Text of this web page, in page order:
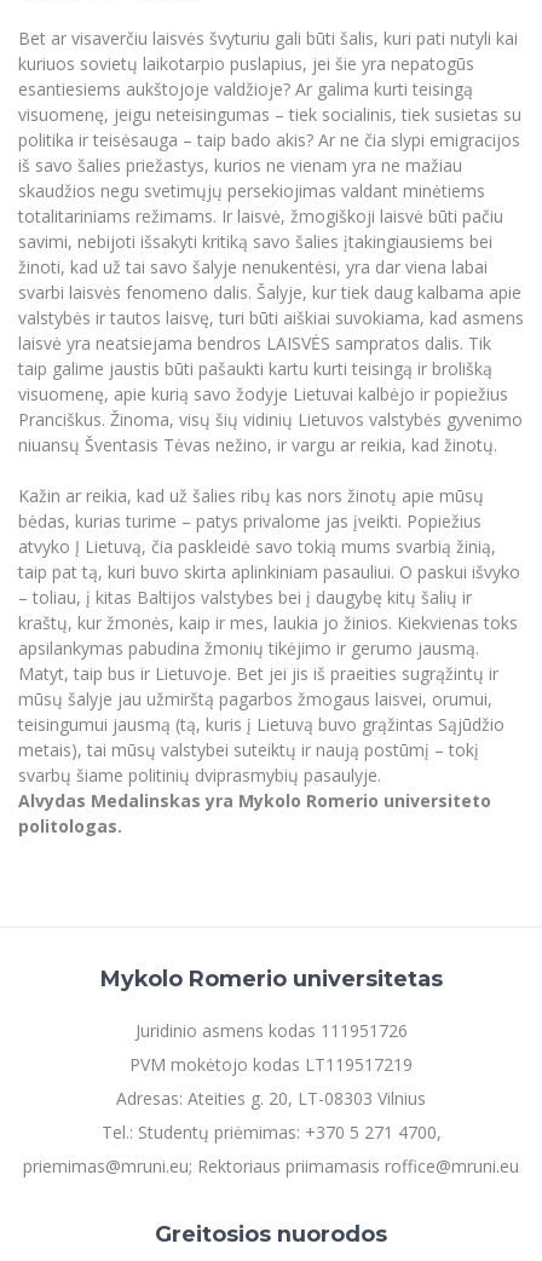
Bet ar visaverčiu laisvės švyturiu gali būti šalis, kuri pati nutyli kai
kuriuos sovietų laikotarpio puslapius, jei šie yra nepatogūs
esantiesiems aukštojoje valdžioje? Ar galima kurti teisingą
visuomenę, jeigu neteisingumas – tiek socialinis, tiek susietas su
politika ir teisėsauga – taip bado akis? Ar ne čia slypi emigracijos
iš savo šalies priežastys, kurios ne vienam yra ne mažiau
skaudžios negu svetimųjų persekiojimas valdant minėtiems
totalitariniams režimams. Ir laisvė, žmogiškoji laisvė būti pačiu
savimi, nebijoti išsakyti kritiką savo šalies įtakingiausiems bei
žinoti, kad už tai savo šalyje nenukentėsi, yra dar viena labai
svarbi laisvės fenomeno dalis. Šalyje, kur tiek daug kalbama apie
valstybės ir tautos laisvę, turi būti aiškiai suvokiama, kad asmens
laisvė yra neatsiejama bendros LAISVĖS sampratos dalis. Tik
taip galime jaustis būti pašaukti kartu kurti teisingą ir brolišką
visuomenę, apie kurią savo žodyje Lietuvai kalbėjo ir popiežius
Pranciškus. Žinoma, visų šių vidinių Lietuvos valstybės gyvenimo
niuansų Šventasis Tėvas nežino, ir vargu ar reikia, kad žinotų.
Kažin ar reikia, kad už šalies ribų kas nors žinotų apie mūsų
bėdas, kurias turime – patys privalome jas įveikti. Popiežius
atvyko Į Lietuvą, čia paskleidė savo tokią mums svarbią žinią,
taip pat tą, kuri buvo skirta aplinkiniam pasauliui. O paskui išvyko
– toliau, į kitas Baltijos valstybes bei į daugybę kitų šalių ir
kraštų, kur žmonės, kaip ir mes, laukia jo žinios. Kiekvienas toks
apsilankymas pabudina žmonių tikėjimo ir gerumo jausmą.
Matyt, taip bus ir Lietuvoje. Bet jei jis iš praeities sugrąžintų ir
mūsų šalyje jau užmirštą pagarbos žmogaus laisvei, orumui,
teisingumui jausmą (tą, kuris į Lietuvą buvo grąžintas Sąjūdžio
metais), tai mūsų valstybei suteiktų ir naują postūmį – tokį
svarbų šiame politinių dviprasmybių pasaulyje.
Alvydas Medalinskas yra Mykolo Romerio universiteto
politologas.
Mykolo Romerio universitetas
Juridinio asmens kodas 111951726
PVM mokėtojo kodas LT119517219
Adresas: Ateities g. 20, LT-08303 Vilnius
Tel.: Studentų priėmimas: +370 5 271 4700,
priemimas@mruni.eu; Rektoriaus priimamasis roffice@mruni.eu
Greitosios nuorodos